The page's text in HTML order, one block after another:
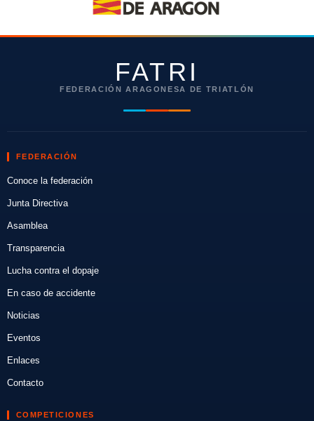
FATRI
FEDERACIÓN ARAGONESA DE TRIATLÓN
FEDERACIÓN
Conoce la federación
Junta Directiva
Asamblea
Transparencia
Lucha contra el dopaje
En caso de accidente
Noticias
Eventos
Enlaces
Contacto
COMPETICIONES